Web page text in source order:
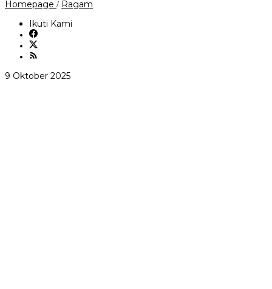
Homepage / Ragam
Ikuti Kami
9 Oktober 2025oleh